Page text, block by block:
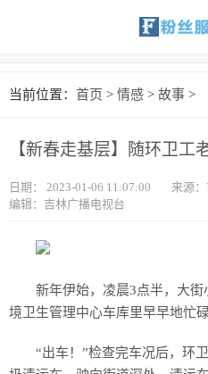
娱乐
汽车
体育
财经
育儿
当前位置： 首页 > 情感 > 故事 >
【新春走基层】随环卫工
日期： 2023-01-06 11:07:00
来源
编辑：吉林广播电视台
新年伊始，凌晨3点半，大
境卫生管理中心车库里早早地忙碌
“出车！”检查完车况后，环